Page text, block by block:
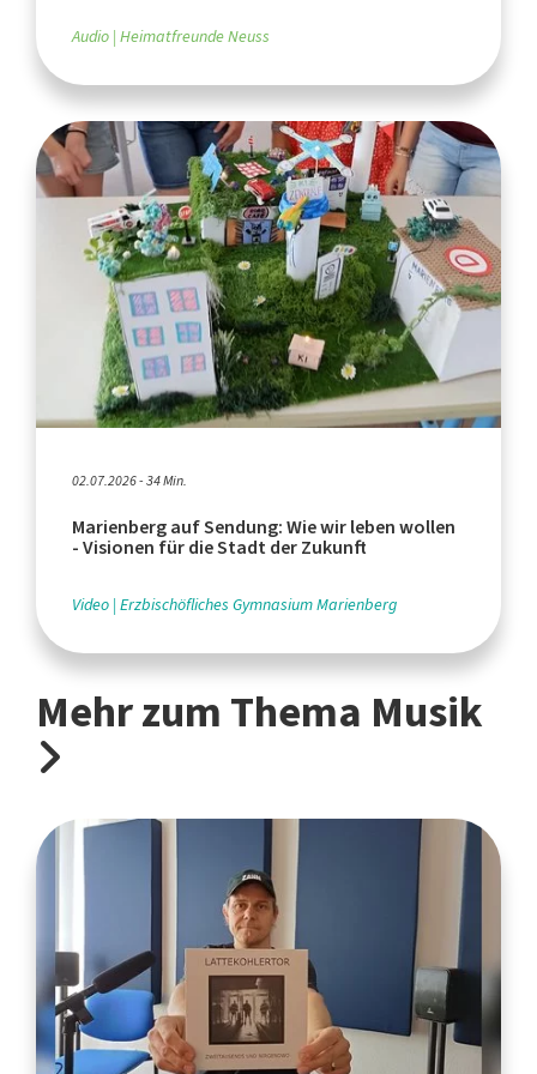
Audio Heimatfreunde Neuss
02.07.2026 - 34 Min.
Marienberg auf Sendung: Wie wir leben wollen
- Visionen für die Stadt der Zukunft
Video Erzbischöfliches Gymnasium Marienberg
Mehr zum Thema Musik